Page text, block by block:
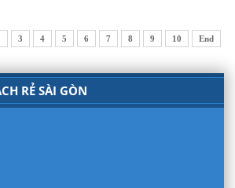
3 4 5 6 7 8 9 10 End
RẺ SÀI GÒN